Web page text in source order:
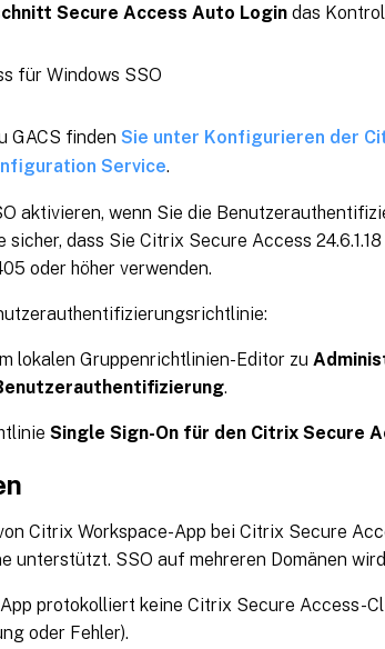
Secure Access Auto Login das
GACS finden Sie unter Konfigurieren der
Service.
aktivieren, wenn Sie die
dass Sie Citrix Secure Access
oder höher verwenden.
lokalen Gruppenrichtlinien-Editor zu
.
Single Sign-On für den Citrix Secure
Citrix Workspace-App bei Citrix Secure
unterstützt. SSO auf mehreren Domänen
protokolliert keine Citrix Secure Access-
oder Fehler).